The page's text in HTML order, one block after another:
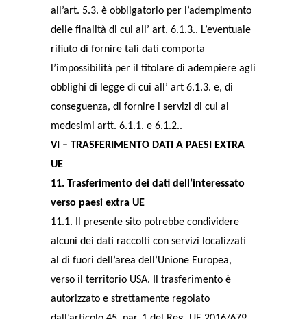
all’art. 5.3. è obbligatorio per l’adempimento
delle finalità di cui all’ art. 6.1.3.. L’eventuale
rifiuto di fornire tali dati comporta
l’impossibilità per il titolare di adempiere agli
obblighi di legge di cui all’ art 6.1.3. e, di
conseguenza, di fornire i servizi di cui ai
medesimi artt. 6.1.1. e 6.1.2..
VI – TRASFERIMENTO DATI A PAESI EXTRA
UE
11. Trasferimento dei dati dell’interessato
verso paesi extra UE
11.1. Il presente sito potrebbe condividere
alcuni dei dati raccolti con servizi localizzati
al di fuori dell’area dell’Unione Europea,
verso il territorio USA. Il trasferimento è
autorizzato e strettamente regolato